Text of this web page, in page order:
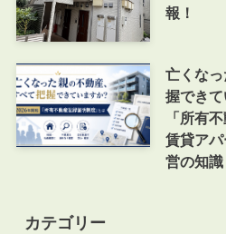
報！
亡くな
握でき
「所有
賃貸ア
営の知識
カテゴリー